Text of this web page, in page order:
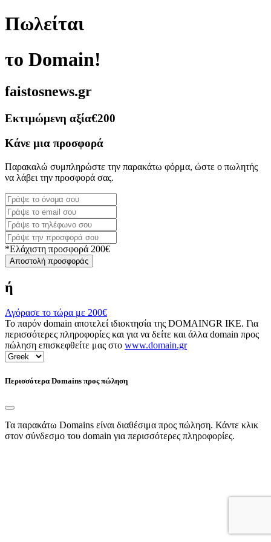
Πωλείται
το Domain!
faistosnews.gr
Εκτιμώμενη αξία€200
Κάνε μια προσφορά
Παρακαλώ συμπληρώστε την παρακάτω φόρμα, ώστε ο πωλητής
να λάβει την προσφορά σας.
*Ελάχιστη προσφορά 200€
Αποστολή προσφοράς
ή
Αγόρασε το τώρα με 200€
Το παρόν domain αποτελεί ιδιοκτησία της DOMAINGR ΙΚΕ. Για
περισσότερες πληροφορίες και για να δείτε και άλλα domain προς
πώληση επισκεφθείτε μας στο www.domain.gr
Περισσότερα Domains προς πώληση
Τα παρακάτω Domains είναι διαθέσιμα προς πώληση. Κάντε κλικ
στον σύνδεσμο του domain για περισσότερες πληροφορίες.